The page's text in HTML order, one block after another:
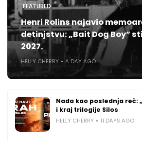
FEATURED
Henri Rolins najavio
detinjstvu: „Bait Dog Boy“
2027.
HELLY CHERRY A DAY AGO
Nada kao poslednja reč:
i kraj trilogije Silos
HELLY CHERRY 11 DAYS AGO